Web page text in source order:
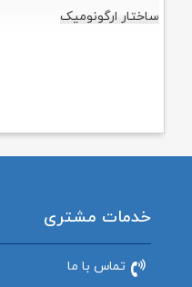
ساختار ارگونومیک
خدمات مشتری
تماس با ما